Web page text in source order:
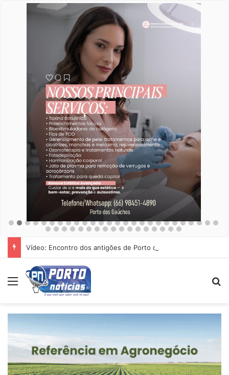
Vídeo: Encontro dos antigões de Porto dos Gaúchos
Menu